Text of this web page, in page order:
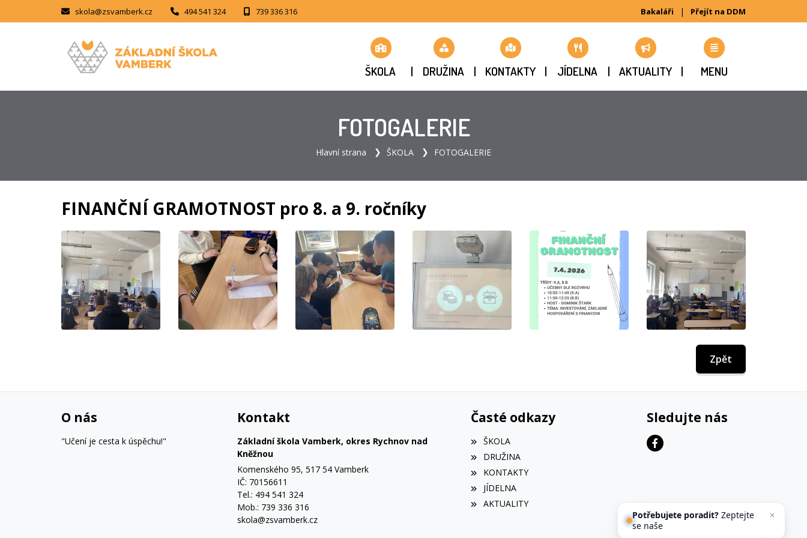
skola@zsvamberk.cz 494 541 324 739 336 316 Bakaláři | Přejít na DDM
ŠKOLA DRUŽINA KONTAKTY JÍDELNA AKTUALITY MENU
FOTOGALERIE
Hlavní strana ŠKOLA FOTOGALERIE
FINANČNÍ GRAMOTNOST pro 8. a 9. ročníky
Zpět
O nás
"Učení je cesta k úspěchu!"
Kontakt
Základní škola Vamberk, okres Rychnov nad
Kněžnou
Komenského 95, 517 54 Vamberk
IČ: 70156611
Tel.: 494 541 324
Mob.: 739 336 316
skola@zsvamberk.cz
Časté odkazy
ŠKOLA
DRUŽINA
KONTAKTY
JÍDELNA
AKTUALITY
Sledujte nás
Potřebujete poradit?Zeptejte
se našeho asisten